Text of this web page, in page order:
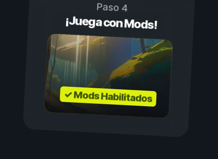
Paso 4
¡Juega con Mods!
✓ Mods Habilitados